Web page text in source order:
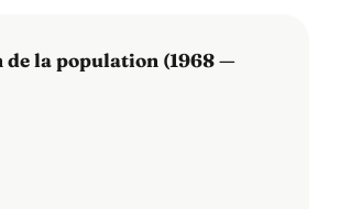
de la population (1968 —